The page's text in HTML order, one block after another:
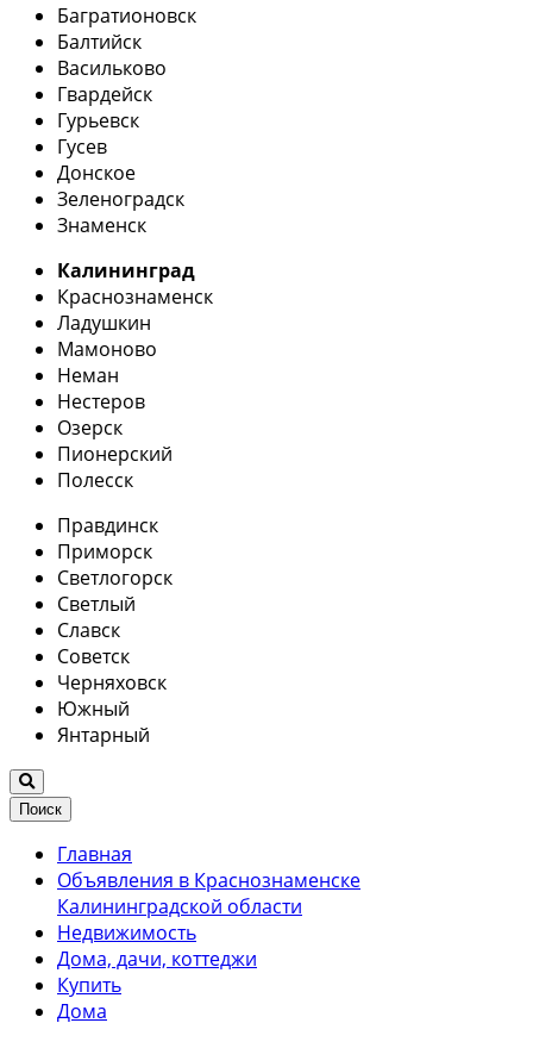
Багратионовск
Балтийск
Васильково
Гвардейск
Гурьевск
Гусев
Донское
Зеленоградск
Знаменск
Калининград
Краснознаменск
Ладушкин
Мамоново
Неман
Нестеров
Озерск
Пионерский
Полесск
Правдинск
Приморск
Светлогорск
Светлый
Славск
Советск
Черняховск
Южный
Янтарный
Поиск
Главная
Объявления в Краснознаменске
Калининградской области
Недвижимость
Дома, дачи, коттеджи
Купить
Дома